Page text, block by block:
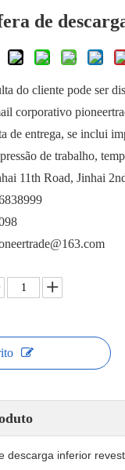
de
do cliente pode ser
corporativo
de entrega, se inclui
de trabalho,
11th Road, Jinhai
descarga inferior